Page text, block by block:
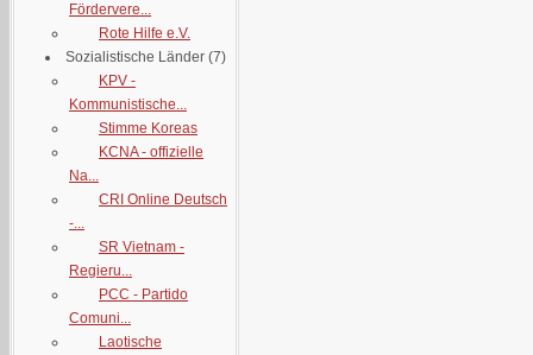
Fördervere...
Rote Hilfe e.V.
Sozialistische Länder (7)
KPV -
Kommunistische...
Stimme Koreas
KCNA - offizielle
Na...
CRI Online Deutsch
-...
SR Vietnam -
Regieru...
PCC - Partido
Comuni...
Laotische